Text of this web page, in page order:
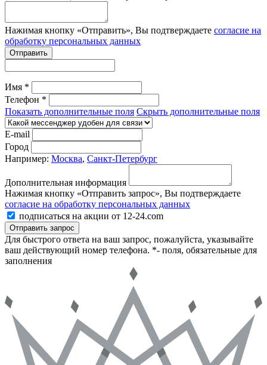
Нажимая кнопку «Отправить», Вы подтверждаете согласие на
обработку персональных данных
Отправить
Имя *
Телефон *
Показать дополнительные поля Скрыть дополнительные поля
E-mail
Город
Например: Москва, Санкт-Петербург
Дополнительная информация
Нажимая кнопку «Отправить запрос», Вы подтверждаете
согласие на обработку персональных данных
подписаться на акции от 12-24.com
Отправить запрос
Для быстрого ответа на ваш запрос, пожалуйста, указывайте
ваш действующий номер телефона. *- поля, обязательные для
заполнения